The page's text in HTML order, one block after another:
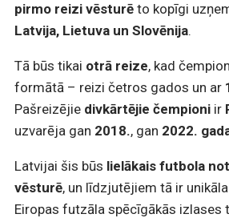
pirmo reizi vēsturē to kopīgi
Latvija, Lietuva un Slovēnija.
Tā būs tikai otrā reize, kad
formātā – reizi četros gados un ar
Pašreizējie divkārtējie čempioni ir
uzvarēja gan 2018., gan 2022.
Latvijai šis būs lielākais futbola
vēsturē, un līdzjutējiem tā ir
Eiropas futzāla spēcīgākās izlases